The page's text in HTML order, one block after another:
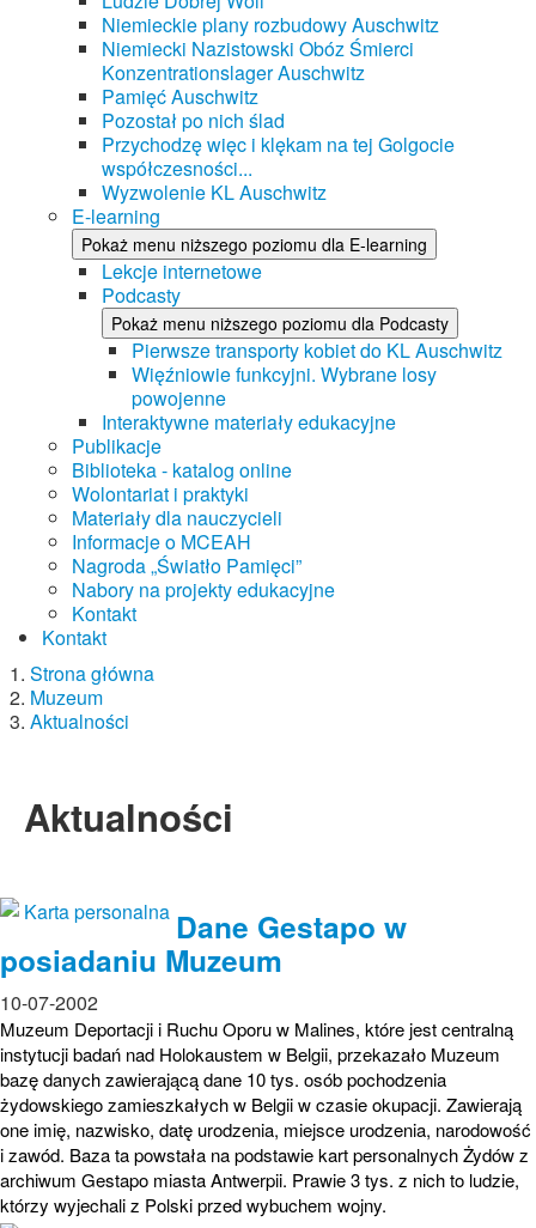
Niemieckie plany rozbudowy Auschwitz
Niemiecki Nazistowski Obóz Śmierci
Konzentrationslager Auschwitz
Pamięć Auschwitz
Pozostał po nich ślad
Przychodzę więc i klękam na tej Golgocie
współczesności...
Wyzwolenie KL Auschwitz
E-learning
Pokaż menu niższego poziomu dla E-learning
Lekcje internetowe
Podcasty
Pokaż menu niższego poziomu dla Podcasty
Pierwsze transporty kobiet do KL Auschwitz
Więźniowie funkcyjni. Wybrane losy
powojenne
Interaktywne materiały edukacyjne
Publikacje
Biblioteka - katalog online
Wolontariat i praktyki
Materiały dla nauczycieli
Informacje o MCEAH
Nagroda „Światło Pamięci”
Nabory na projekty edukacyjne
Kontakt
Kontakt
Strona główna
Muzeum
Aktualności
Aktualności
Dane Gestapo w
posiadaniu Muzeum
10-07-2002
Muzeum Deportacji i Ruchu Oporu w Malines, które jest centralną
instytucji badań nad Holokaustem w Belgii, przekazało Muzeum
bazę danych zawierającą dane 10 tys. osób pochodzenia
żydowskiego zamieszkałych w Belgii w czasie okupacji. Zawierają
one imię, nazwisko, datę urodzenia, miejsce urodzenia, narodowość
i zawód. Baza ta powstała na podstawie kart personalnych Żydów z
archiwum Gestapo miasta Antwerpii. Prawie 3 tys. z nich to ludzie,
którzy wyjechali z Polski przed wybuchem wojny.